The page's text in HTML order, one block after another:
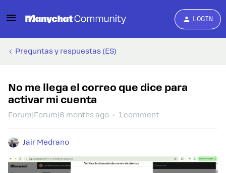
LOGIN
Preguntas y respuestas (ES)
No me llega el correo que dice para
activar mi cuenta
Forum|Forum|6 months ago 1 comment
Jair Medrano